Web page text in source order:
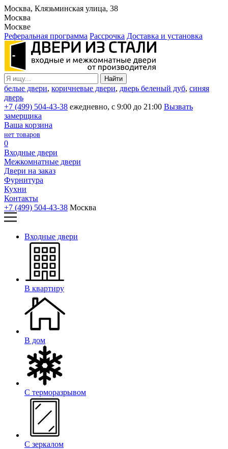
Москва, Клязьминская улица, 38
Москва
Москве
Реферальная программа Рассрочка Доставка и установка
белые двери, коричневые двери, дверь беленый дуб, синяя
дверь
+7 (499) 504-43-38 ежедневно, с 9:00 до 21:00 Вызвать
замерщика
Ваша корзина
нет товаров
0
Входные двери
Межкомнатные двери
Двери на заказ
Фурнитура
Кухни
Контакты
+7 (499) 504-43-38 Москва
Входные двери
В квартиру
В дом
С терморазрывом
С зеркалом